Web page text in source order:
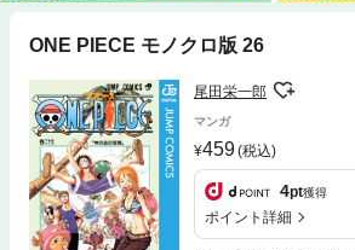
ONE PIECE モノクロ版 26
尾田栄一郎
マンガ
459(税込)
4pt獲得
ポイント詳細